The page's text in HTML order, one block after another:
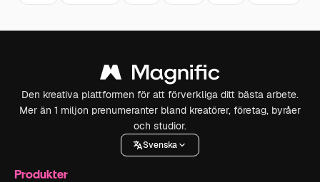
Den kreativa plattformen för att förverkliga ditt bästa arbete.
Mer än 1 miljon prenumeranter bland kreatörer, företag, byråer
och studior.
Svenska
Produkter